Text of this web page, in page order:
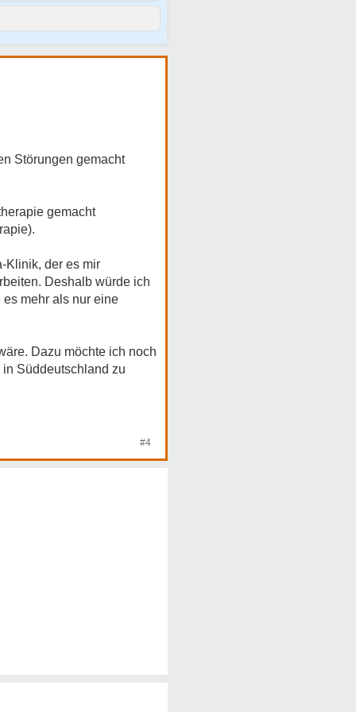
Störungen gemacht
gemacht
Klinik, der es mir
Deshalb würde ich
mehr als nur eine
Dazu möchte ich noch
Süddeutschland zu
#4